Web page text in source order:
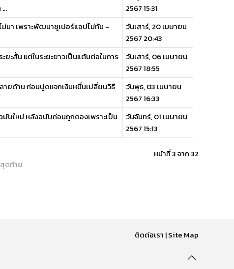
2567 15:31
ม่มา เพราะพัฒนาซูเปอร์แอปไม่ทัน -
วันเสาร์, 20 เมษายน
2567 20:43
ะสั้น แต่ในระยะยาวเป็นแต้มต่อในการ
วันเสาร์, 06 เมษายน
2567 18:55
ยด้าน ก่อนปูดแจกเงินหมื่นเปลี่ยนวิธี
วันพุธ, 03 เมษายน
2567 16:33
บับใหม่ หลังฉบับก่อนถูกดองเพราะเป็น
วันจันทร์, 01 เมษายน
2567 15:13
หน้าที่ 3 จาก 32
สุดท้าย
ติดต่อเรา |Site Map